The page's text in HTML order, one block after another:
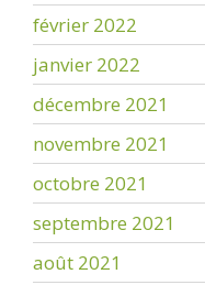
février 2022
janvier 2022
décembre 2021
novembre 2021
octobre 2021
septembre 2021
août 2021